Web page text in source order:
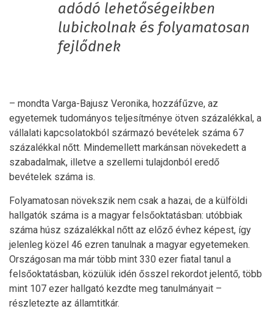
adódó lehetőségeikben
lubickolnak és folyamatosan
fejlődnek
– mondta Varga-Bajusz Veronika, hozzáfűzve, az
egyetemek tudományos teljesítménye ötven százalékkal, a
vállalati kapcsolatokból származó bevételek száma 67
százalékkal nőtt. Mindemellett markánsan növekedett a
szabadalmak, illetve a szellemi tulajdonból eredő
bevételek száma is.
Folyamatosan növekszik nem csak a hazai, de a külföldi
hallgatók száma is a magyar felsőoktatásban: utóbbiak
száma húsz százalékkal nőtt az előző évhez képest, így
jelenleg közel 46 ezren tanulnak a magyar egyetemeken.
Országosan ma már több mint 330 ezer fiatal tanul a
felsőoktatásban, közülük idén ősszel rekordot jelentő, több
mint 107 ezer hallgató kezdte meg tanulmányait –
részletezte az államtitkár.